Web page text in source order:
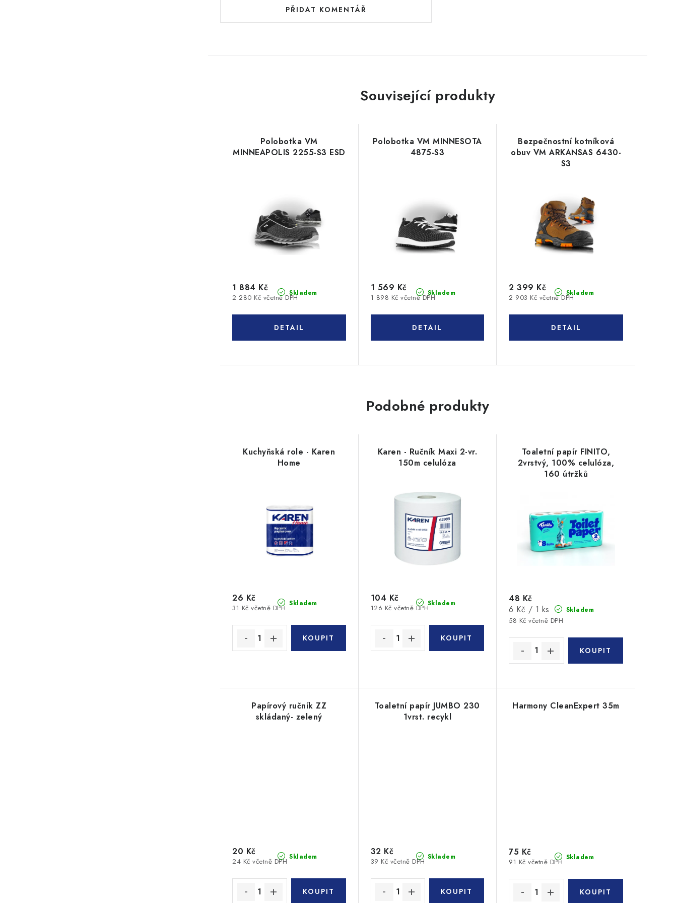
PŘIDAT KOMENTÁŘ
Související produkty
Polobotka VM
MINNEAPOLIS 2255-S3 ESD
Skladem
2 280 Kč včetně DPH
1 884 Kč
Polobotka VM MINNESOTA
4875-S3
Skladem
1 898 Kč včetně DPH
1 569 Kč
Bezpečnostní kotníková
obuv VM ARKANSAS 6430-
S3
Skladem
2 903 Kč včetně DPH
2 399 Kč
Podobné produkty
Kuchyňská role - Karen
Home
Skladem
31 Kč včetně DPH
26 Kč
Karen - Ručník Maxi 2-vr.
150m celulóza
Skladem
126 Kč včetně DPH
104 Kč
Toaletní papír FINITO,
2vrstvý, 100% celulóza,
160 útržků
Skladem
58 Kč včetně DPH
48 Kč
Měrná
cena:
6 Kč / 1 ks
Papírový ručník ZZ
skládaný- zelený
Skladem
24 Kč včetně DPH
20 Kč
Toaletní papír JUMBO 230
1vrst. recykl
Skladem
39 Kč včetně DPH
32 Kč
Harmony CleanExpert 35m
Skladem
91 Kč včetně DPH
75 Kč